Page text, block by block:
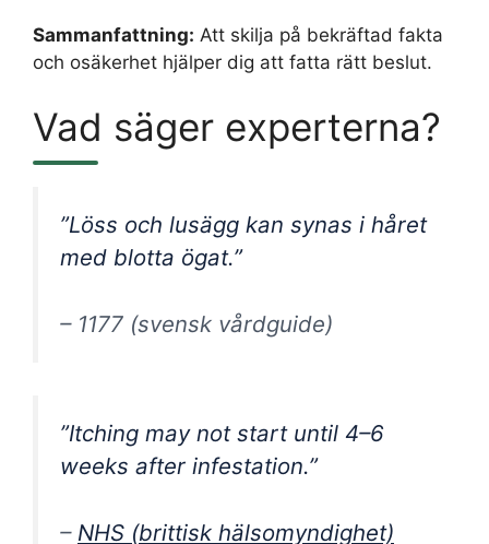
Sammanfattning: Att skilja på bekräftad fakta
och osäkerhet hjälper dig att fatta rätt beslut.
Vad säger experterna?
”Löss och lusägg kan synas i håret
med blotta ögat.”
– 1177 (svensk vårdguide)
”Itching may not start until 4–6
weeks after infestation.”
– NHS (brittisk hälsomyndighet)